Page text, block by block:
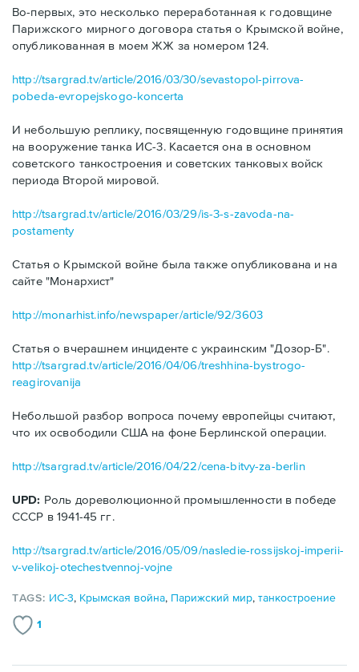
Во-первых, это несколько переработанная к годовщине
Парижского мирного договора статья о Крымской войне,
опубликованная в моем ЖЖ за номером 124.
http://tsargrad.tv/article/2016/03/30/sevastopol-pirrova-
pobeda-evropejskogo-koncerta
И небольшую реплику, посвященную годовщине принятия
на вооружение танка ИС-3. Касается она в основном
советского танкостроения и советских танковых войск
периода Второй мировой.
http://tsargrad.tv/article/2016/03/29/is-3-s-zavoda-na-
postamenty
Статья о Крымской войне была также опубликована и на
сайте "Монархист"
http://monarhist.info/newspaper/article/92/3603
Статья о вчерашнем инциденте с украинским "Дозор-Б".
http://tsargrad.tv/article/2016/04/06/treshhina-bystrogo-
reagirovanija
Небольшой разбор вопроса почему европейцы считают,
что их освободили США на фоне Берлинской операции.
http://tsargrad.tv/article/2016/04/22/cena-bitvy-za-berlin
UPD: Роль дореволюционной промышленности в победе
СССР в 1941-45 гг.
http://tsargrad.tv/article/2016/05/09/nasledie-rossijskoj-imperii-
v-velikoj-otechestvennoj-vojne
TAGS: ИС-3, Крымская война, Парижский мир,танкостроение
1